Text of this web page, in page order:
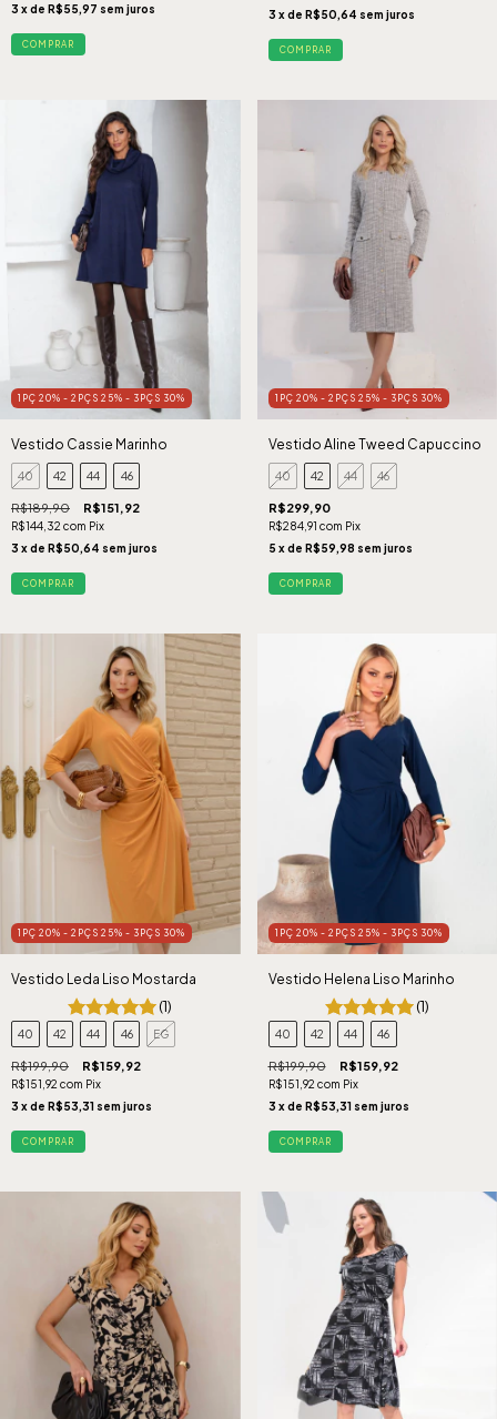
3 x de R$55,97 sem juros
COMPRAR
3 x de R$50,64 sem juros
COMPRAR
1PÇ 20% - 2PÇS 25% - 3PÇS 30%
Vestido Cassie Marinho
40 42 44 46
R$189,90 R$151,92
R$144,32 com Pix
3 x de R$50,64 sem juros
COMPRAR
1PÇ 20% - 2PÇS 25% - 3PÇS 30%
Vestido Aline Tweed Capuccino
40 42 44 46
R$299,90
R$284,91 com Pix
5 x de R$59,98 sem juros
COMPRAR
1PÇ 20% - 2PÇS 25% - 3PÇS 30%
Vestido Leda Liso Mostarda
(1)
40 42 44 46 EG
R$199,90 R$159,92
R$151,92 com Pix
3 x de R$53,31 sem juros
COMPRAR
1PÇ 20% - 2PÇS 25% - 3PÇS 30%
Vestido Helena Liso Marinho
(1)
40 42 44 46
R$199,90 R$159,92
R$151,92 com Pix
3 x de R$53,31 sem juros
COMPRAR